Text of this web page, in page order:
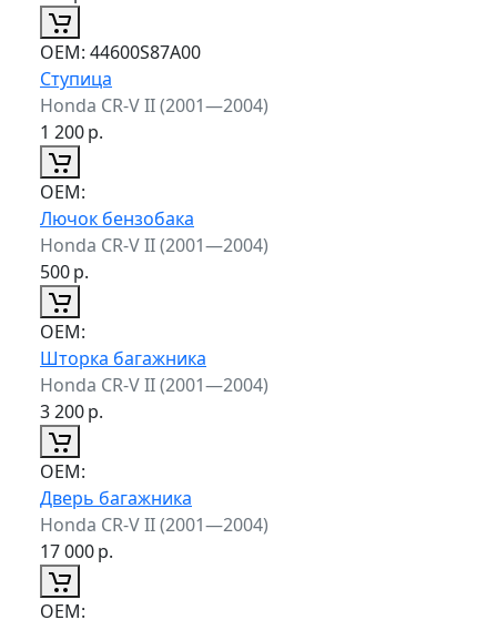
ОЕМ: 44600S87A00
Ступица
Honda CR-V II (2001—2004)
1 200р.
ОЕМ:
Лючок бензобака
Honda CR-V II (2001—2004)
500р.
ОЕМ:
Шторка багажника
Honda CR-V II (2001—2004)
3 200р.
ОЕМ:
Дверь багажника
Honda CR-V II (2001—2004)
17 000р.
ОЕМ: